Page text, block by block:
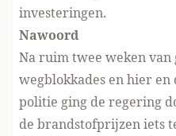
investeringen.
Nawoord
Na ruim twee weken
wegblokkades en hier en
politie ging de regering
de brandstofprijzen iets